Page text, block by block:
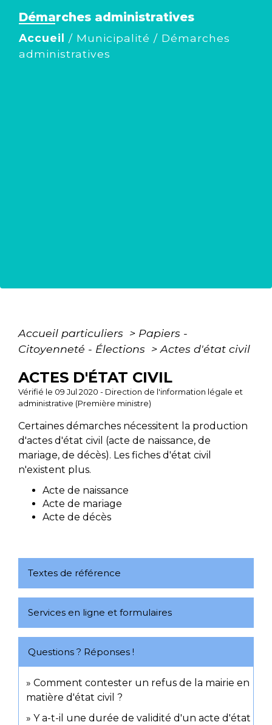
Démarches administratives
Accueil / Municipalité / Démarches
administratives
Accueil particuliers > Papiers -
Citoyenneté - Élections > Actes d'état civil
ACTES D'ÉTAT CIVIL
Vérifié le 09 Jul 2020 - Direction de l'information légale et
administrative (Première ministre)
Certaines démarches nécessitent la production
d'actes d'état civil (acte de naissance, de
mariage, de décès). Les fiches d'état civil
n'existent plus.
Acte de naissance
Acte de mariage
Acte de décès
Textes de référence
Services en ligne et formulaires
Questions ? Réponses !
Comment contester un refus de la mairie en
matière d'état civil ?
Y a-t-il une durée de validité d'un acte d'état